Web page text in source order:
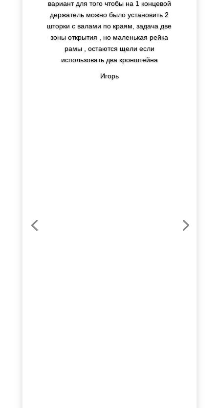
вариант для того чтобы на 1 концевой
держатель можно было установить 2
шторки с валами по краям, задача две
зоны открытия , но маленькая рейка
рамы , остаются щели если
использовать два кронштейна
Игорь